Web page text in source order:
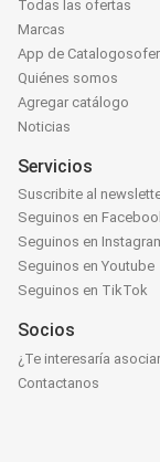
Todas las ofertas
Marcas
App de
Quiénes somos
Agregar catálogo
Noticias
Servicios
Suscribite al
Seguinos en
Seguinos en
Seguinos en Youtube
Seguinos en TikTok
Socios
¿Te interesaría
Contactanos